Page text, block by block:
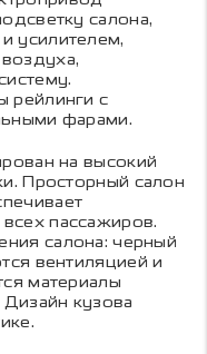
салона,
усилителем,
рейлинги с
фарами.
на высокий
Просторный салон
пассажиров.
салона: черный
вентиляцией и
материалы
кузова